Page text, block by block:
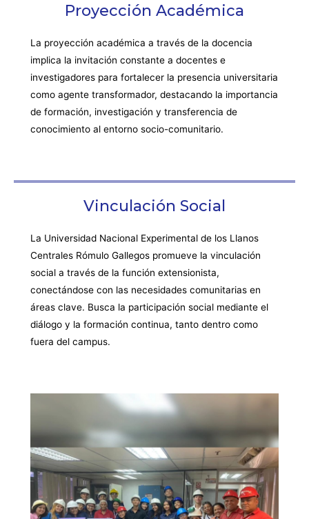
Proyección Académica
La proyección académica a través de la docencia
implica la invitación constante a docentes e
investigadores para fortalecer la presencia universitaria
como agente transformador, destacando la importancia
de formación, investigación y transferencia de
conocimiento al entorno socio-comunitario.
Vinculación Social
La Universidad Nacional Experimental de los Llanos
Centrales Rómulo Gallegos promueve la vinculación
social a través de la función extensionista,
conectándose con las necesidades comunitarias en
áreas clave. Busca la participación social mediante el
diálogo y la formación continua, tanto dentro como
fuera del campus.